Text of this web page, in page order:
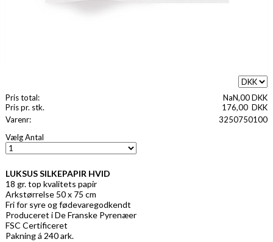
Pris total:
NaN,00 DKK
Pris pr. stk.
176,00 DKK
Varenr:
3250750100
Vælg Antal
LUKSUS SILKEPAPIR HVID
18 gr. top kvalitets papir
Arkstørrelse 50 x 75 cm
Fri for syre og fødevaregodkendt
Produceret i De Franske Pyrenæer
FSC Certificeret
Pakning á 240 ark.